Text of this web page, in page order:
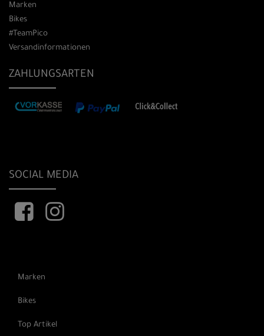
Marken
Bikes
#TeamPico
Versandinformationen
ZAHLUNGSARTEN
SOCIAL MEDIA
Marken
Bikes
Top Artikel